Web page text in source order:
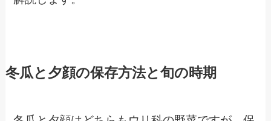
冬瓜と夕顔の保存方法と旬の時期